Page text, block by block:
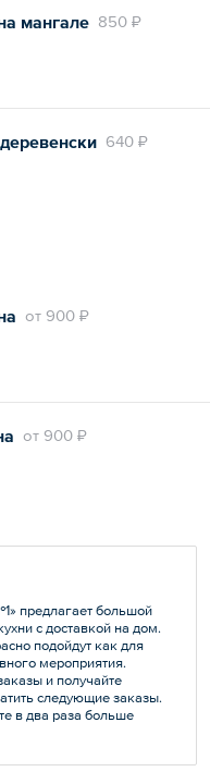
850 ₽
мангале
640 ₽
oт 900 ₽
oт 900 ₽
предлагает большой
с доставкой на дом.
подойдут как для
мероприятия.
и получайте
следующие заказы.
в два раза больше